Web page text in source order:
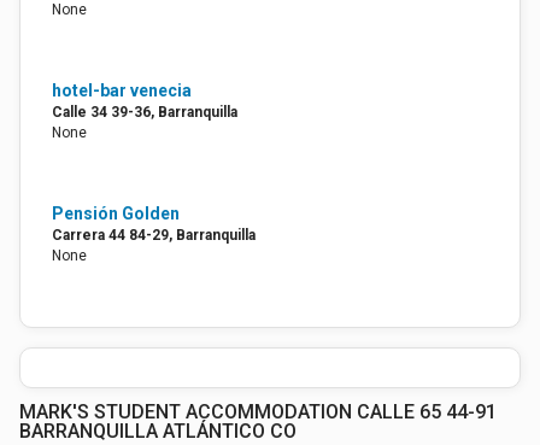
None
hotel-bar venecia
Calle 34 39-36, Barranquilla
None
Pensión Golden
Carrera 44 84-29, Barranquilla
None
MARK'S STUDENT ACCOMMODATION CALLE 65 44-91
BARRANQUILLA ATLÁNTICO CO